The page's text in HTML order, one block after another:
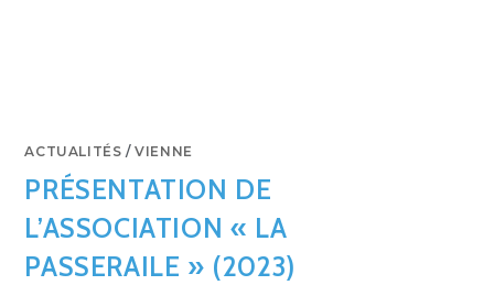
ACTUALITÉS /VIENNE
PRÉSENTATION DE
L’ASSOCIATION « LA
PASSERAILE » (2023)